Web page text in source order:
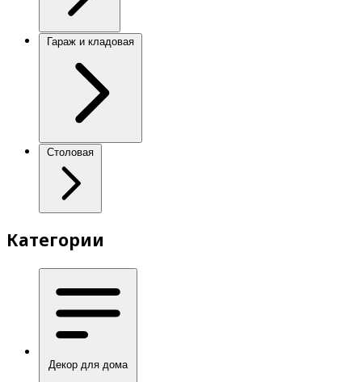
Гараж и кладовая
Столовая
Категории
Декор для дома